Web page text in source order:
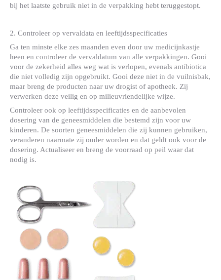
bij het laatste gebruik niet in de verpakking hebt teruggestopt.
2. Controleer op vervaldata en leeftijdsspecificaties
Ga ten minste elke zes maanden even door uw medicijnkastje
heen en controleer de vervaldatum van alle verpakkingen. Gooi
voor de zekerheid alles weg wat is verlopen, evenals antibiotica
die niet volledig zijn opgebruikt. Gooi deze niet in de vuilnisbak,
maar breng de producten naar uw drogist of apotheek. Zij
verwerken deze veilig en op milieuvriendelijke wijze.
Controleer ook op leeftijdsspecificaties en de aanbevolen
dosering van de geneesmiddelen die bestemd zijn voor uw
kinderen. De soorten geneesmiddelen die zij kunnen gebruiken,
veranderen naarmate zij ouder worden en dat geldt ook voor de
dosering. Actualiseer en breng de voorraad op peil waar dat
nodig is.